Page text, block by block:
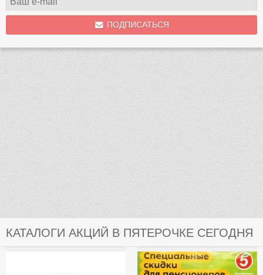
ПОДПИСАТЬСЯ
КАТАЛОГИ АКЦИЙ В ПЯТЕРОЧКЕ СЕГОДНЯ